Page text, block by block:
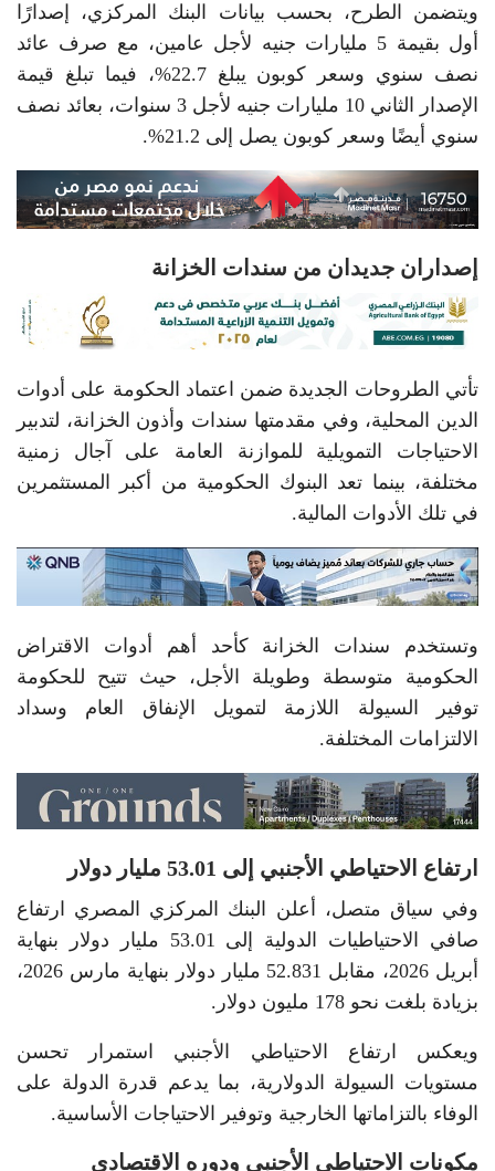
ويتضمن الطرح، بحسب بيانات البنك المركزي، إصدارًا
أول بقيمة 5 مليارات جنيه لأجل عامين، مع صرف عائد
نصف سنوي وسعر كوبون يبلغ 22.7%، فيما تبلغ قيمة
الإصدار الثاني 10 مليارات جنيه لأجل 3 سنوات، بعائد نصف
سنوي أيضًا وسعر كوبون يصل إلى 21.2%.
إصداران جديدان من سندات الخزانة
تأتي الطروحات الجديدة ضمن اعتماد الحكومة على أدوات
الدين المحلية، وفي مقدمتها سندات وأذون الخزانة، لتدبير
الاحتياجات التمويلية للموازنة العامة على آجال زمنية
مختلفة، بينما تعد البنوك الحكومية من أكبر المستثمرين
في تلك الأدوات المالية.
وتستخدم سندات الخزانة كأحد أهم أدوات الاقتراض
الحكومية متوسطة وطويلة الأجل، حيث تتيح للحكومة
توفير السيولة اللازمة لتمويل الإنفاق العام وسداد
الالتزامات المختلفة.
ارتفاع الاحتياطي الأجنبي إلى 53.01 مليار دولار
وفي سياق متصل، أعلن البنك المركزي المصري ارتفاع
صافي الاحتياطيات الدولية إلى 53.01 مليار دولار بنهاية
أبريل 2026، مقابل 52.831 مليار دولار بنهاية مارس 2026،
بزيادة بلغت نحو 178 مليون دولار.
ويعكس ارتفاع الاحتياطي الأجنبي استمرار تحسن
مستويات السيولة الدولارية، بما يدعم قدرة الدولة على
الوفاء بالتزاماتها الخارجية وتوفير الاحتياجات الأساسية.
مكونات الاحتياطي الأجنبي ودوره الاقتصادي